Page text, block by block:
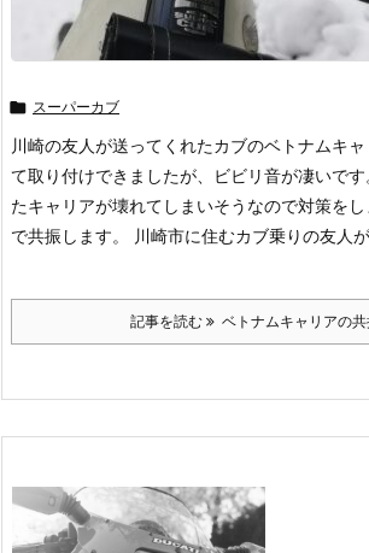
 スーパーカブ
川崎の友人が送ってくれたカブのベトナムキ
て取り付けできましたが、ビビリ音が凄いで
たキャリアが壊れてしまいそうなので対策を
で共振します。 川崎市に住むカブ乗りの友人
記事を読む ベトナムキャリアの